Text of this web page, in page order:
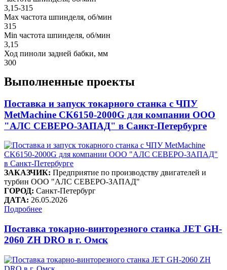
3,15-315
Max частота шпинделя, об/мин
315
Min частота шпинделя, об/мин
3,15
Ход пиноли задней бабки, мм
300
Выполненные проекты
Поставка и запуск токарного станка с ЧПУ
MetMachine CK6150-2000G для компании ООО
"АЛС СЕВЕРО-ЗАПАД" в Санкт-Петербурге
ЗАКАЗЧИК: Предприятие по производству двигателей и
турбин ООО "АЛС СЕВЕРО-ЗАПАД"
ГОРОД: Санкт-Петербург
ДАТА: 26.05.2026
Подробнее
Поставка токарно-винторезного станка JET GH-
2060 ZH DRO в г. Омск